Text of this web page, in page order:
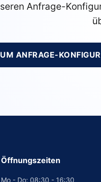
Anfrage-
ANFRAGE-
Öffnungszeiten
Mo - Do: 08:30 - 16:30